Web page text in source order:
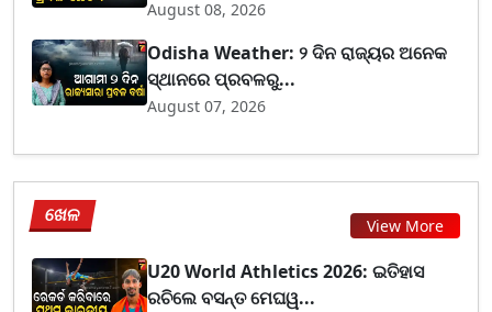
August 08, 2026
Odisha Weather: ୨ ଦିନ ରାଜ୍ୟର ଅନେକ
ସ୍ଥାନରେ ପ୍ରବଳରୁ...
August 07, 2026
ଖେଳ View More
U20 World Athletics 2026: ଇତିହାସ
ରଚିଲେ ବସନ୍ତ ମେଘୱ...